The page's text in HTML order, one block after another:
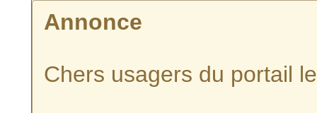
Annonce
Chers usagers du portail